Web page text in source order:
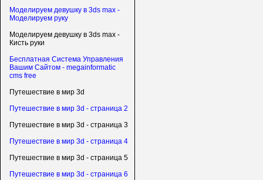
Моделируем девушку в 3ds max -
Моделируем руку
Моделируем девушку в 3ds max -
Кисть руки
Бесплатная Система Управления
Вашим Сайтом - megainformatic
cms free
Путешествие в мир 3d
Путешествие в мир 3d - страница 2
Путешествие в мир 3d - страница 3
Путешествие в мир 3d - страница 4
Путешествие в мир 3d - страница 5
Путешествие в мир 3d - страница 6